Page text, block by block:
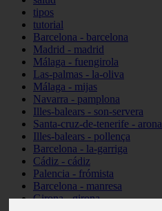
tipos
tutorial
Barcelona - barcelona
Madrid - madrid
Málaga - fuengirola
Las-palmas - la-oliva
Málaga - mijas
Navarra - pamplona
Illes-balears - son-servera
Santa-cruz-de-tenerife - arona
Illes-balears - pollença
Barcelona - la-garriga
Cádiz - cádiz
Palencia - frómista
Barcelona - manresa
Girona - girona